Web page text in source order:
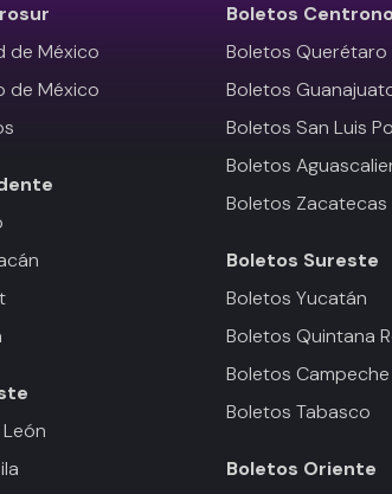
de México
de México
Boletos
Boletos Querétaro
Boletos
Boletos San Luis
Boletos
Boletos Zacatecas
Boletos Sureste
Boletos Yucatán
Boletos Quintana
Boletos Campeche
Boletos Tabasco
Boletos Oriente